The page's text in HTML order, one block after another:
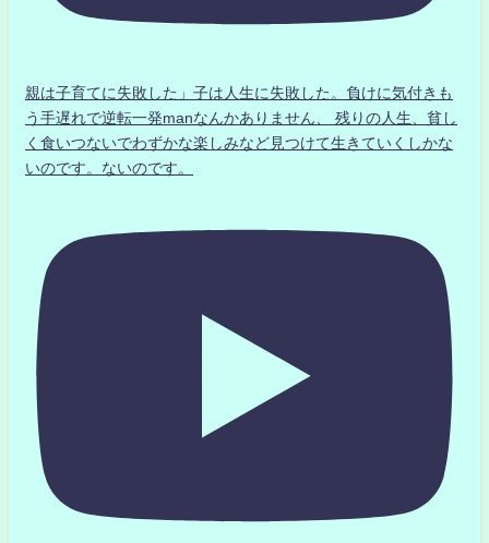
親は子育てに失敗した」子は人生に失敗した。負けに気付きも
う手遅れで逆転一発manなんかありません、 残りの人生、貧し
く食いつないでわずかな楽しみなど見つけて生きていくしかな
いのです。ないのです。